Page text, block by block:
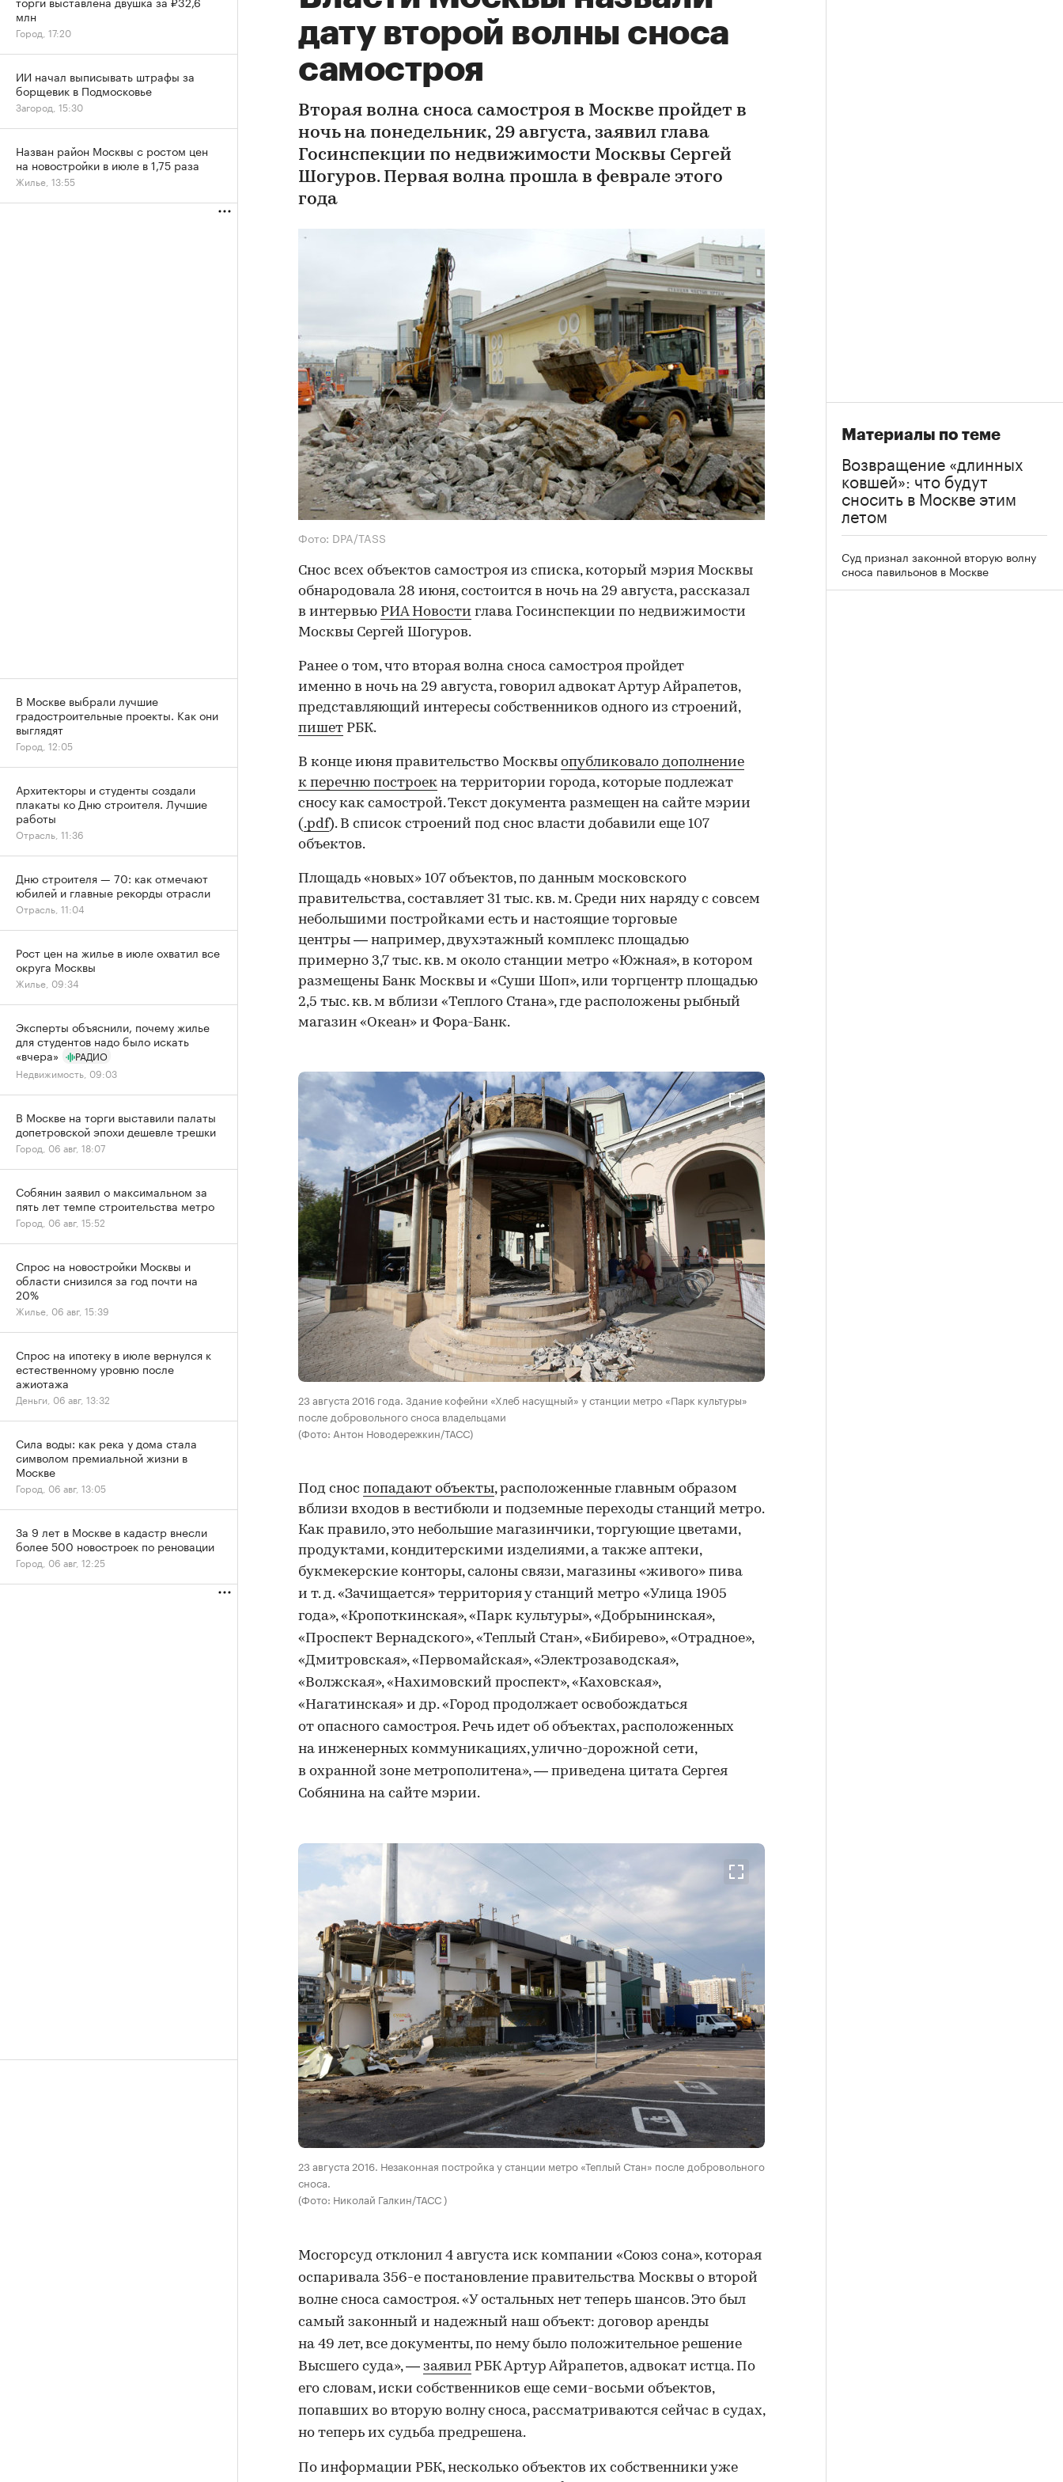
дату второй волны сноса
самостроя
Вторая волна сноса самостроя в Москве пройдет в
ночь на понедельник, 29 августа, заявил глава
Госинспекции по недвижимости Москвы Сергей
Шогуров. Первая волна прошла в феврале этого
года
Фото: DPA/TASS
Снос всех объектов самостроя из списка, который мэрия Москвы
обнародовала 28 июня, состоится в ночь на 29 августа, рассказал
в интервью РИА Новости глава Госинспекции по недвижимости
Москвы Сергей Шогуров.
Ранее о том, что вторая волна сноса самостроя пройдет
именно в ночь на 29 августа, говорил адвокат Артур Айрапетов,
представляющий интересы собственников одного из строений,
пишет РБК.
В конце июня правительство Москвы опубликовало дополнение
к перечню построек на территории города, которые подлежат
сносу как самострой. Текст документа размещен на сайте мэрии
(.pdf). В список строений под снос власти добавили еще 107
объектов.
Площадь «новых» 107 объектов, по данным московского
правительства, составляет 31 тыс. кв. м. Среди них наряду с совсем
небольшими постройками есть и настоящие торговые
центры — например, двухэтажный комплекс площадью
примерно 3,7 тыс. кв. м около станции метро «Южная», в котором
размещены Банк Москвы и «Суши Шоп», или торгцентр площадью
2,5 тыс. кв. м вблизи «Теплого Стана», где расположены рыбный
магазин «Океан» и Фора-Банк.
23 августа 2016 года. Здание кофейни «Хлеб насущный» у станции метро «Парк культуры»
после добровольного сноса владельцами
(Фото: Антон Новодережкин/ТАСС)
Под снос попадают объекты, расположенные главным образом
вблизи входов в вестибюли и подземные переходы станций метро.
Как правило, это небольшие магазинчики, торгующие цветами,
продуктами, кондитерскими изделиями, а также аптеки,
букмекерские конторы, салоны связи, магазины «живого» пива
и т.д. «Зачищается» территория у станций метро «Улица 1905
года», «Кропоткинская», «Парк культуры», «Добрынинская»,
«Проспект Вернадского», «Теплый Стан», «Бибирево», «Отрадное»,
«Дмитровская», «Первомайская», «Электрозаводская»,
«Волжская», «Нахимовский проспект», «Каховская»,
«Нагатинская» и др. «Город продолжает освобождаться
от опасного самостроя. Речь идет об объектах, расположенных
на инженерных коммуникациях, улично-дорожной сети,
в охранной зоне метрополитена», — приведена цитата Сергея
Собянина на сайте мэрии.
23 августа 2016. Незаконная постройка у станции метро «Теплый Стан» после добровольного
сноса.
(Фото: Николай Галкин/ТАСС )
Мосгорсуд отклонил 4 августа иск компании «Союз сона», которая
оспаривала 356-е постановление правительства Москвы о второй
волне сноса самостроя. «У остальных нет теперь шансов. Это был
самый законный и надежный наш объект: договор аренды
на 49 лет, все документы, по нему было положительное решение
Высшего суда», — заявил РБК Артур Айрапетов, адвокат истца. По
его словам, иски собственников еще семи-восьми объектов,
попавших во вторую волну сноса, рассматриваются сейчас в судах,
но теперь их судьба предрешена.
По информации РБК, несколько объектов их собственники уже
Материалы по теме
Возвращение «длинных
ковшей»: что будут
сносить в Москве этим
летом
Суд признал законной вторую волну
сноса павильонов в Москве
млн
Город, 17:20
ИИ начал выписывать штрафы за
борщевик в Подмосковье
Загород, 15:30
Назван район Москвы с ростом цен
на новостройки в июле в 1,75 раза
Жилье, 13:55
В Москве выбрали лучшие
градостроительные проекты. Как они
выглядят
Город, 12:05
Архитекторы и студенты создали
плакаты ко Дню строителя. Лучшие
работы
Отрасль, 11:36
Дню строителя — 70: как отмечают
юбилей и главные рекорды отрасли
Отрасль, 11:04
Рост цен на жилье в июле охватил все
округа Москвы
Жилье, 09:34
Эксперты объяснили, почему жилье
для студентов надо было искать
«вчера»
РАДИО
Недвижимость, 09:03
В Москве на торги выставили палаты
допетровской эпохи дешевле трешки
Город, 06 авг, 18:07
Собянин заявил о максимальном за
пять лет темпе строительства метро
Город, 06 авг, 15:52
Спрос на новостройки Москвы и
области снизился за год почти на
20%
Жилье, 06 авг, 15:39
Спрос на ипотеку в июле вернулся к
естественному уровню после
ажиотажа
Деньги, 06 авг, 13:32
Сила воды: как река у дома стала
символом премиальной жизни в
Москве
Город, 06 авг, 13:05
За 9 лет в Москве в кадастр внесли
более 500 новостроек по реновации
Город, 06 авг, 12:25